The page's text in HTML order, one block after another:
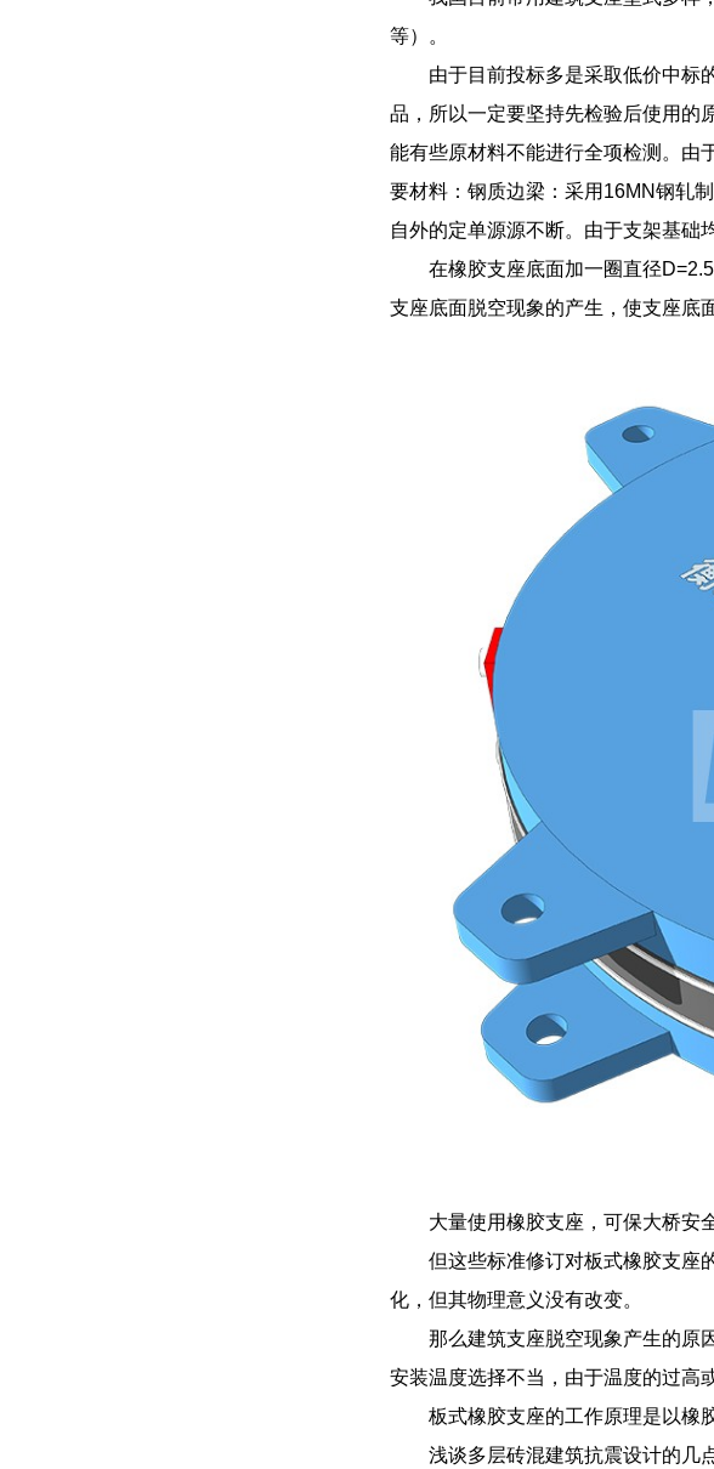
等）。
由于目前投标多是采取低价中标
品，所以一定要坚持先检验后使用的
能有些原材料不能进行全项检测。由
要材料：钢质边梁：采用16MN钢轧
自外的定单源源不断。由于支架基础
在橡胶支座底面加一圈直径
支座底面脱空现象的产生，使支座底
大量使用橡胶支座，可保大桥安
但这些标准修订对板式橡胶支座
化，但其物理意义没有改变。
那么建筑支座脱空现象产生的原
安装温度选择不当，由于温度的过高
板式橡胶支座的工作原理是以橡
浅谈多层砖混建筑抗震设计的几